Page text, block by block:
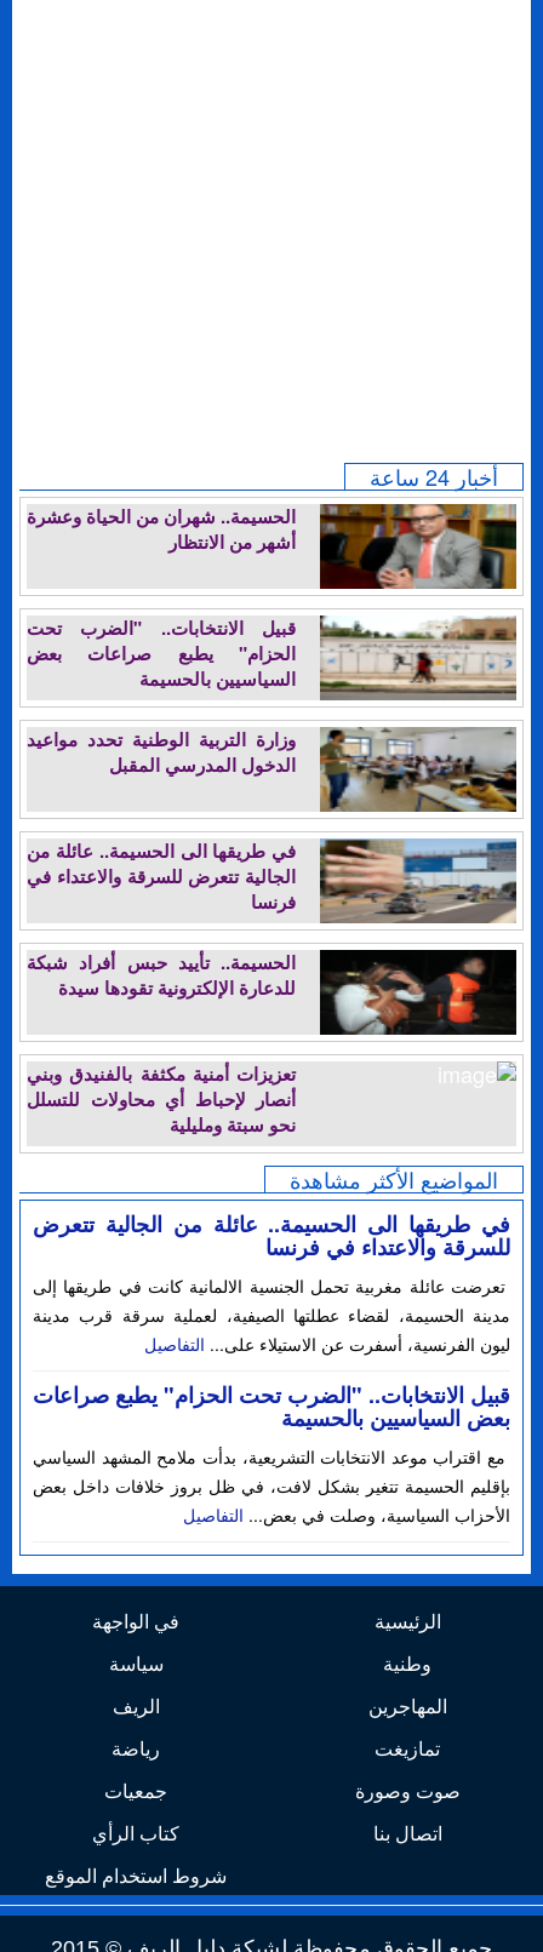
أخبار 24 ساعة
الحسيمة.. شهران من الحياة وعشرة
أشهر من الانتظار
قبيل الانتخابات.. "الضرب تحت
الحزام" يطبع صراعات بعض
السياسيين بالحسيمة
وزارة التربية الوطنية تحدد مواعيد
الدخول المدرسي المقبل
في طريقها الى الحسيمة.. عائلة من
الجالية تتعرض للسرقة والاعتداء في
فرنسا
الحسيمة.. تأييد حبس أفراد شبكة
للدعارة الإلكترونية تقودها سيدة
تعزيزات أمنية مكثفة بالفنيدق وبني
أنصار لإحباط أي محاولات للتسلل
نحو سبتة ومليلية
المواضيع الأكثر مشاهدة
في طريقها الى الحسيمة.. عائلة من الجالية تتعرض
للسرقة والاعتداء في فرنسا
تعرضت عائلة مغربية تحمل الجنسية الالمانية كانت في طريقها إلى
مدينة الحسيمة، لقضاء عطلتها الصيفية، لعملية سرقة قرب مدينة
ليون الفرنسية، أسفرت عن الاستيلاء على... التفاصيل
قبيل الانتخابات.. "الضرب تحت الحزام" يطبع صراعات
بعض السياسيين بالحسيمة
مع اقتراب موعد الانتخابات التشريعية، بدأت ملامح المشهد السياسي
بإقليم الحسيمة تتغير بشكل لافت، في ظل بروز خلافات داخل بعض
الأحزاب السياسية، وصلت في بعض... التفاصيل
في الواجهة
الرئيسية
سياسة
وطنية
الريف
المهاجرين
رياضة
تمازيغت
جمعيات
صوت وصورة
كتاب الرأي
اتصال بنا
شروط استخدام الموقع